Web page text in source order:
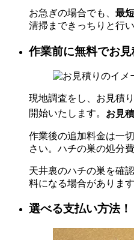
お急ぎの場合でも、 最
清掃まできっちりと行い
作業前に無料でお見
現地調査をし、お見積
開始いたします。 お見
作業後の追加料金は一
さい。ハチの巣の処分
天井裏のハチの巣を確
料になる場合があります
選べる支払い方法！